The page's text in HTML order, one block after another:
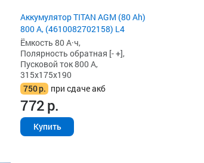
Аккумулятор TITAN AGM (80 Ah)
800 А, (4610082702158) L4
Ёмкость 80 А·ч,
Полярность обратная [- +],
Пусковой ток 800 А,
315x175x190
750р. при сдаче акб
772р.
Купить